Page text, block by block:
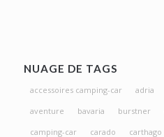
NUAGE DE TAGS
accessoires camping-car adria
aventure
bavaria burstner
camping-car
carado carthago